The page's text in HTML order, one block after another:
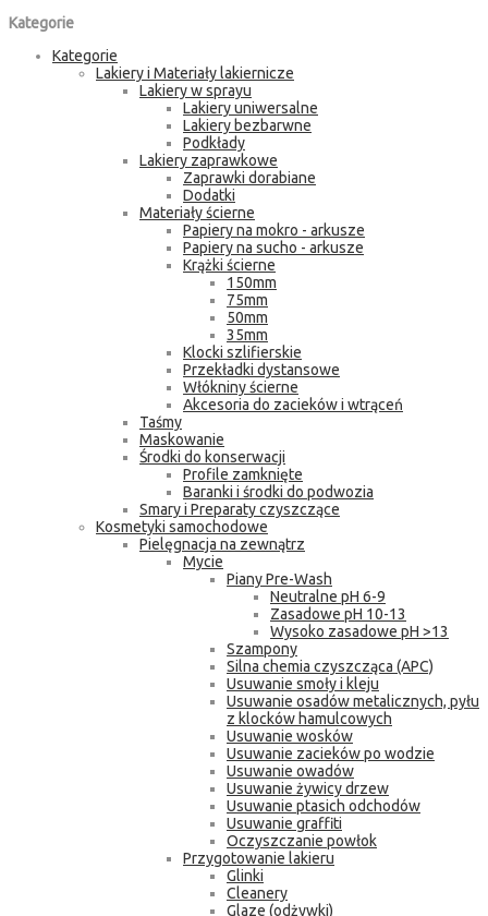
Kategorie
Kategorie
Lakiery i Materiały lakiernicze
Lakiery w sprayu
Lakiery uniwersalne
Lakiery bezbarwne
Podkłady
Lakiery zaprawkowe
Zaprawki dorabiane
Dodatki
Materiały ścierne
Papiery na mokro - arkusze
Papiery na sucho - arkusze
Krążki ścierne
150mm
75mm
50mm
35mm
Klocki szlifierskie
Przekładki dystansowe
Włókniny ścierne
Akcesoria do zacieków i wtrąceń
Taśmy
Maskowanie
Środki do konserwacji
Profile zamknięte
Baranki i środki do podwozia
Smary i Preparaty czyszczące
Kosmetyki samochodowe
Pielęgnacja na zewnątrz
Mycie
Piany Pre-Wash
Neutralne pH 6-9
Zasadowe pH 10-13
Wysoko zasadowe pH >13
Szampony
Silna chemia czyszcząca (APC)
Usuwanie smoły i kleju
Usuwanie osadów metalicznych, pyłu
z klocków hamulcowych
Usuwanie wosków
Usuwanie zacieków po wodzie
Usuwanie owadów
Usuwanie żywicy drzew
Usuwanie ptasich odchodów
Usuwanie graffiti
Oczyszczanie powłok
Przygotowanie lakieru
Glinki
Cleanery
Glaze (odżywki)